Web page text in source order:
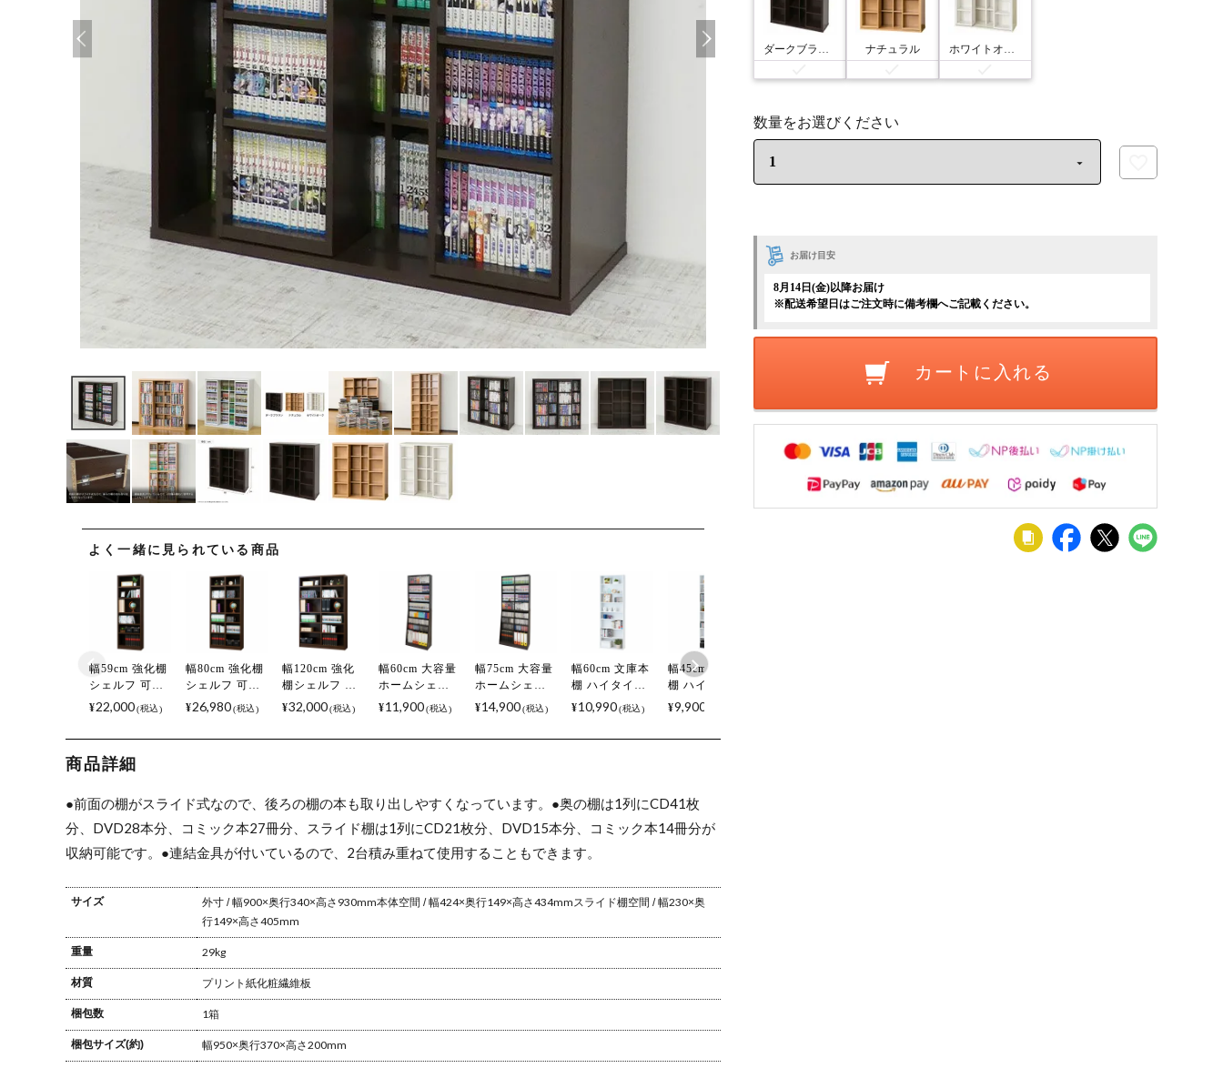
よく一緒に見られている商品
幅59cm 強化棚
シェルフ 可動
棚5枚付 ハイタ
イプ 大容量 シ
フ 飾り棚 収納
シンプル
¥22,000 税込
幅80cm 強化棚
シェルフ 可動
棚8枚付 ハイタ
イプ 大容量 シ
シンプル
¥26,980 税込
幅120cm 強化
棚シェルフ 可
動棚8枚付 ハイ
タイプ 大容量
斎 シンプル
¥32,000 税込
幅60cm 大容量
ホームシェル
フ 大容量 薄型
＆深型 可動棚
納家具 本棚 書
¥11,900 税込
幅75cm 大容量
ホームシェル
フ 大容量 薄型
＆深型 可動棚
納家具 本棚 書
¥14,900 税込
幅60cm 文庫本
棚 ハイタイプ
大容量 シェル
フ 本棚 可動棚
斎 シンプル
¥10,990 税込
幅45cm 文庫本
棚 ハイタイプ
大容量 シェル
斎 シンプル
¥9,900
商品詳細
●前面の棚がスライド式なので、後ろの棚の本も取り出しやすくなっています。 ●奥の棚は1列にCD41枚
分、DVD28本分、コミック本27冊分、スライド棚は1列にCD21枚分、DVD15本分、コミック本14冊分が
収納可能です。 ●連結金具が付いているので、2台積み重ねて使用することもできます。
サイズ 外寸 / 幅900×奥行340×高さ930mm本体空間 / 幅424×奥行149×高さ434mmスライド棚空間 / 幅230×奥
行149×高さ405mm
重量 29kg
材質 プリント紙化粧繊維板
梱包数 1箱
梱包サイズ(約) 幅950×奥行370×高さ200mm
お届け目安
8月14日(金)以降お届け
※配送希望日はご注文時に備考欄へご記載ください。
ダークブラウン ナチュラル ホワイトオーク
カートに入れる